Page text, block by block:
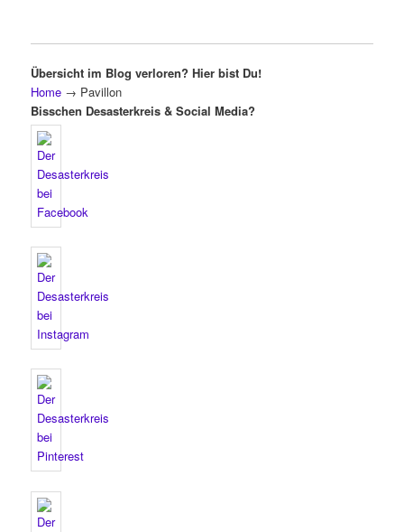
Übersicht im Blog verloren? Hier bist Du!
Home → Pavillon
Bisschen Desasterkreis & Social Media?